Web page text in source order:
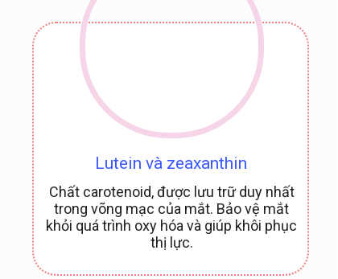
Lutein và zeaxanthin
Chất carotenoid, được lưu trữ duy nhất
trong võng mạc của mắt. Bảo vệ mắt
khỏi quá trình oxy hóa và giúp khôi phục
thị lực.